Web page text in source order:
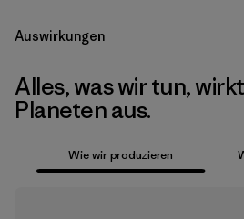
Auswirkungen
Alles, was wir tun,
Planeten aus.
Wie wir produzieren